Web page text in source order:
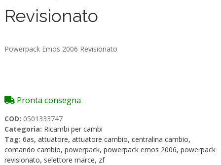
Revisionato
Powerpack Emos 2006 Revisionato
Pronta consegna
COD: 0501333747
Categoria: Ricambi per cambi
Tag: 6as, attuatore, attuatore cambio, centralina cambio,
comando cambio, powerpack, powerpack emos 2006, powerpack
revisionato, selettore marce, zf